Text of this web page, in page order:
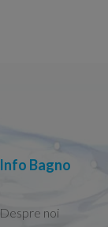
Info Bagno
Despre noi